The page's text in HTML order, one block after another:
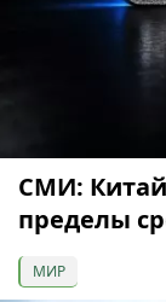
СМИ:
пределы
МИР